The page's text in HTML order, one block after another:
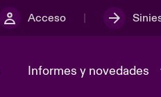
Acceso
Informes y novedades